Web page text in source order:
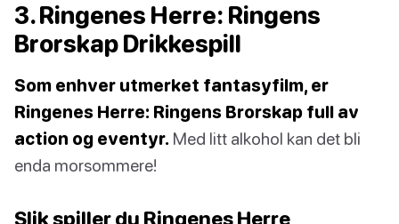
3. Ringenes Herre: Ringens
Brorskap Drikkespill
Som enhver utmerket fantasyfilm, er
Ringenes Herre: Ringens Brorskap full av
action og eventyr. Med litt alkohol kan det bli
enda morsommere!
Slik spiller du Ringenes Herre